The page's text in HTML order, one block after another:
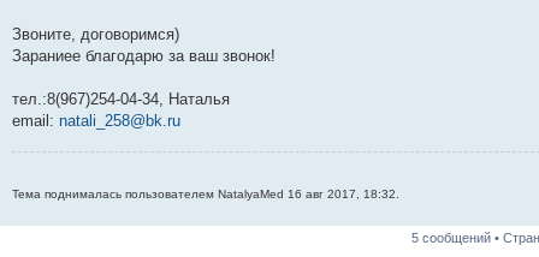
Звоните, договоримся)
Зараниее благодарю за ваш звонок!
тел.:8(967)254-04-34, Наталья
email: natali_258@bk.ru
Тема поднималась пользователем NatalyaMed 16 авг 2017, 18:32.
5 сообщений •